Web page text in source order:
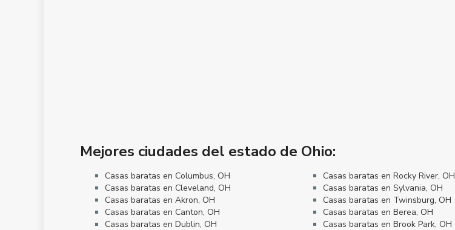
Mejores ciudades del estado de Ohio:
Casas baratas en Columbus, OH
Casas baratas en Cleveland, OH
Casas baratas en Akron, OH
Casas baratas en Canton, OH
Casas baratas en Dublin, OH
Casas baratas en Rocky River, OH
Casas baratas en Sylvania, OH
Casas baratas en Twinsburg, OH
Casas baratas en Berea, OH
Casas baratas en Brook Park, OH